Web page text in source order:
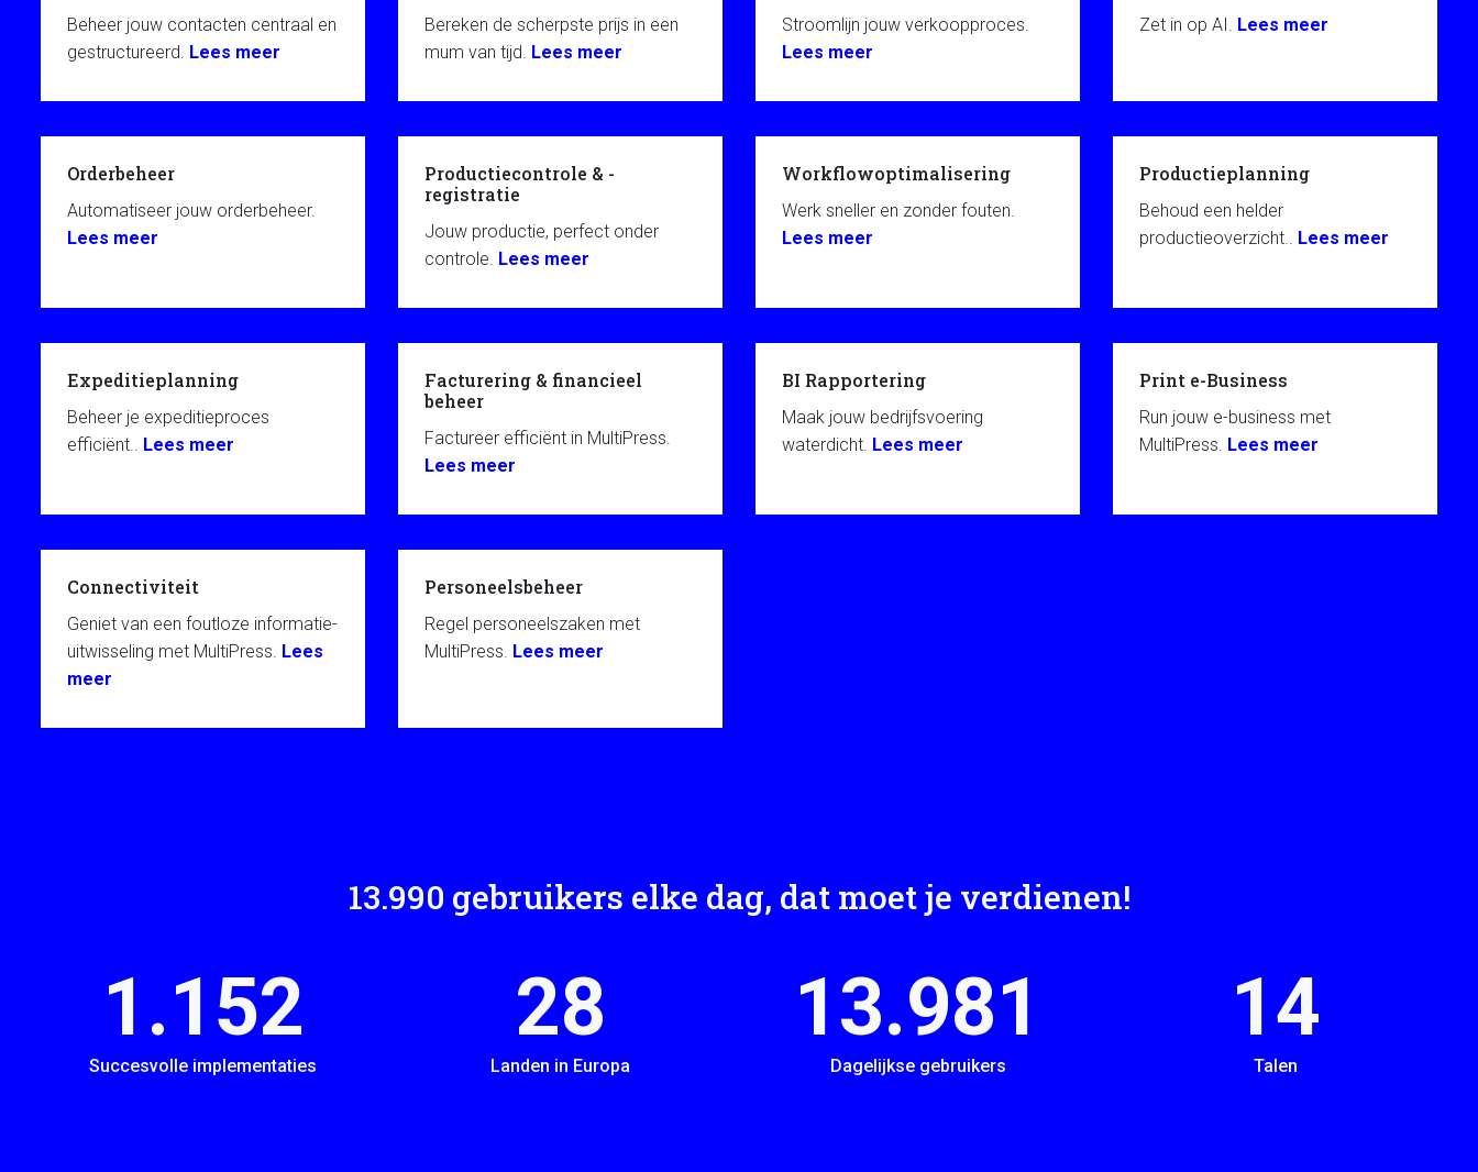
Beheer jouw contacten centraal en
gestructureerd. Lees meer
Bereken de scherpste prijs in een
mum van tijd. Lees meer
Stroomlijn jouw verkoopproces.
Lees meer
Zet in op AI. Lees meer
Orderbeheer
Automatiseer jouw orderbeheer.
Lees meer
Productiecontrole & -
registratie
Jouw productie, perfect onder
controle. Lees meer
Workflowoptimalisering
Werk sneller en zonder fouten.
Lees meer
Productieplanning
Behoud een helder
productieoverzicht.. Lees meer
Expeditieplanning
Beheer je expeditieproces
efficiënt.. Lees meer
Facturering & financieel
beheer
Factureer efficiënt in MultiPress.
Lees meer
BI Rapportering
Maak jouw bedrijfsvoering
waterdicht. Lees meer
Print e-Business
Run jouw e-business met
MultiPress. Lees meer
Connectiviteit
Geniet van een foutloze informatie-
uitwisseling met MultiPress. Lees
meer
Personeelsbeheer
Regel personeelszaken met
MultiPress. Lees meer
14.000 gebruikers elke dag, dat moet je verdienen!
1.286
Succesvolle implementaties
28
Landen in Europa
14.000
Dagelijkse gebruikers
14
Talen